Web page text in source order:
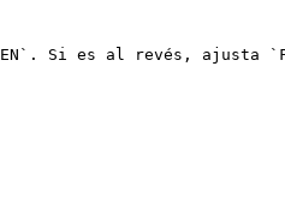
Si es al revés, ajusta